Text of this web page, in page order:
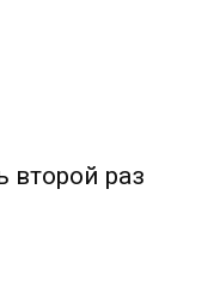
второй раз